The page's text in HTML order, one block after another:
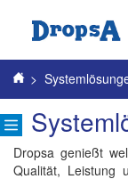
>
Dropsa genießt
Qualität, Leistung